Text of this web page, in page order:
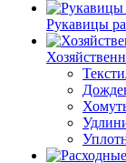
Рукавицы